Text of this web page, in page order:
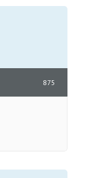
875